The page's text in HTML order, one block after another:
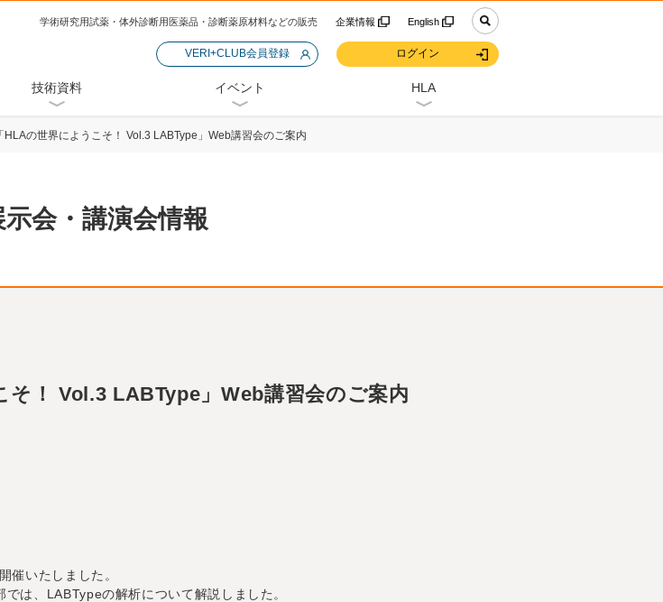
学術研究用試薬・体外診断用医薬品・診断薬原材料などの販売 企業情報 English
VERI+CLUB会員登録 ログイン
技術資料 イベント HLA
HLAの世界にようこそ！ Vol.3 LABType」Web講習会のご案内
会・講演会情報
そ！ Vol.3 LABType」Web講習会のご案内
催いたしました。
は、LABTypeの解析について解説しました。